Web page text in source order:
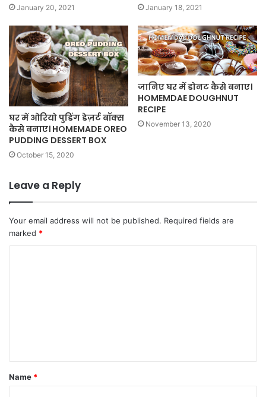
January 20, 2021 January 18, 2021
घर में ओरियो पुडिंग डेज़र्ट बॉक्स
कैसे बनाए। HOMEMADE OREO
PUDDING DESSERT BOX
October 15, 2020
जानिए घर में डोनट कैसे बनाए।
HOMEMDAE DOUGHNUT
RECIPE
November 13, 2020
Leave a Reply
Your email address will not be published. Required fields are
marked *
t
*
Name *